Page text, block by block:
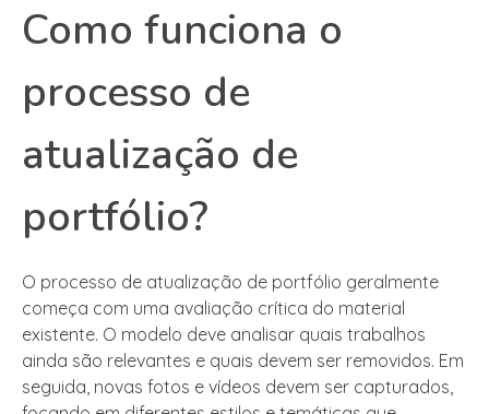
Como funciona o
processo de
atualização de
portfólio?
O processo de atualização de portfólio geralmente
começa com uma avaliação crítica do material
existente. O modelo deve analisar quais trabalhos
ainda são relevantes e quais devem ser removidos. Em
seguida, novas fotos e vídeos devem ser capturados,